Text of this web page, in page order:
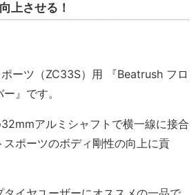
上させる！
ーツ（ZC33S）用 『Beatrush フロ
』です。
アルミシャフトで横一線に接合
ポーツのボディ剛性の向上に貢